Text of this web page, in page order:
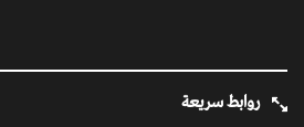
روابط سريعة